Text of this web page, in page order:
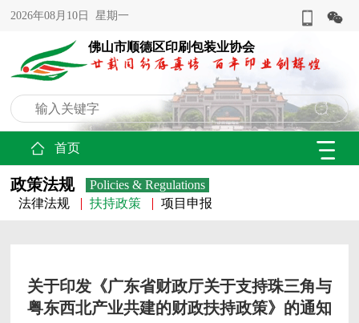
2026年08月10日 星期一
佛山市顺德区印刷包装业协会
首页
政策法规
Policies & Regulations
法律法规
扶持政策 项目申报
关于印发《广东省财政厅关于支持珠三角与
粤东西北产业共建的财政扶持政策》的通知